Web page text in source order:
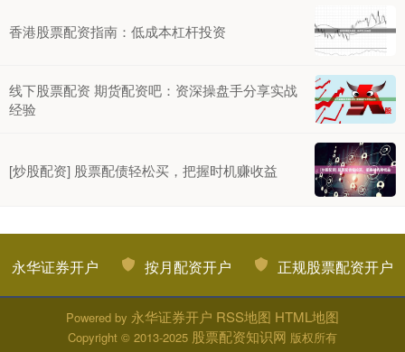
香港股票配资指南：低成本杠杆投资
线下股票配资 期货配资吧：资深操盘手分享实战
经验
[炒股配资] 股票配债轻松买，把握时机赚收益
永华证券开户 按月配资开户 正规股票配资开户
Powered by 永华证券开户 RSS地图 HTML地图
Copyright © 2013-2025 股票配资知识网 版权所有